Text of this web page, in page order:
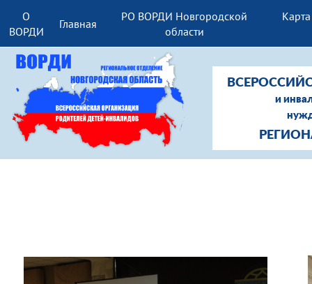
О
ВОРДИ
Главная
РО ВОРДИ Новгородской
области
и